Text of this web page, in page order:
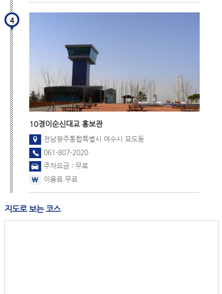
4
10경이순신대교 홍보관
전남광주통합특별시 여수시 묘도동
061-807-2020
주차요금 : 무료
이용료 무료
지도로 보는 코스